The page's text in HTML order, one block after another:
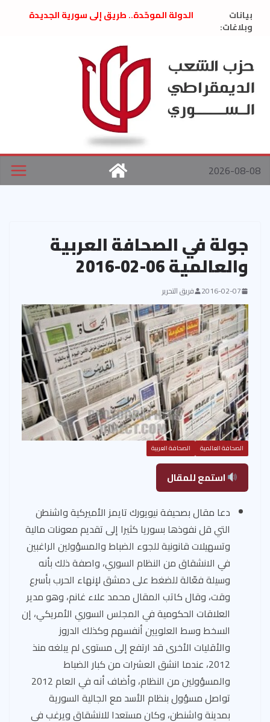
بيانات
وبلاغات:
الدولة الموحّدة.. طريق إلى سورية الجديدة
العام السابق لحزب الاتحاد الاشتراكي العربي
الديمقراطي
بلاغ صادر عن اجتماع اللجنة المركزية نيسان
2026
الحرب الأمريكية الإسرائيلية على نظام الملالي
في إيران .. بيان من حزب الشعب الديمقراطي
السوري
2026-08-08
جولة في الصحافة العربية
والعالمية 06-02-2016
2016-02-07 فريق التحرير
الصحافة العالمية الصحافة العربية
استمع للمقال
دعا مقال بصحيفة نيويورك تايمز الأميركية واشنطن
التي قل نفوذها بسوريا كثيرا إلى تقديم معونات مالية
وتسهيلات قانونية للجوء الضباط والمسؤولين الراغبين
في الانشقاق من النظام السوري، واصفة ذلك بأنه
وسيلة فعّالة للضغط على دمشق لإنهاء الحرب بأسرع
وقت، وقال كاتب المقال محمد علاء غانم، وهو مدير
العلاقات الحكومية في المجلس السوري الأمريكي، إن
السخط وسط العلويين أنفسهم وكذلك الدروز
والأقليات الأخرى قد ارتفع إلى مستوى لم يبلغه منذ
2012، عندما انشق العشرات من كبار الضباط
والمسؤولين من النظام، وأضاف أنه في العام 2012
تواصل مسؤول بنظام الأسد مع الجالية السورية
بمدينة واشنطن، وكان مستعدا للانشقاق ويرغب في